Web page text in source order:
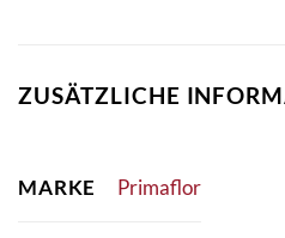
ZUSÄTZLICHE
MARKE Primaflor